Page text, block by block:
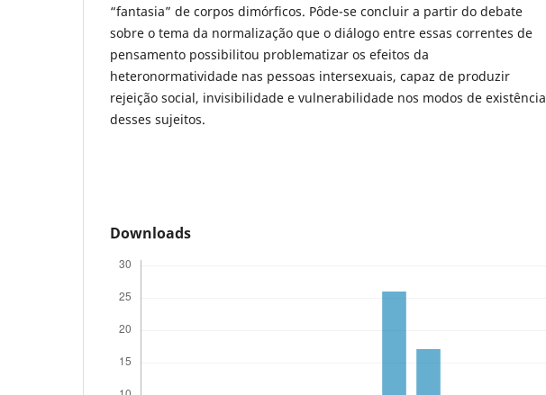
“fantasia” de corpos dimórficos. Pôde-se concluir a partir do debate
sobre o tema da normalização que o diálogo entre essas correntes de
pensamento possibilitou problematizar os efeitos da
heteronormatividade nas pessoas intersexuais, capaz de produzir
rejeição social, invisibilidade e vulnerabilidade nos modos de existência
desses sujeitos.
Downloads